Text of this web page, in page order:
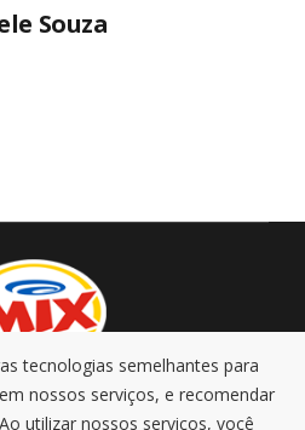
Souza
PODCASTS MÚSICA
tecnologias semelhantes para
nossos serviços, e recomendar
utilizar nossos serviços, você